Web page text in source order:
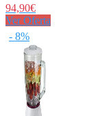
94,90€
Ver Oferta
- 8%